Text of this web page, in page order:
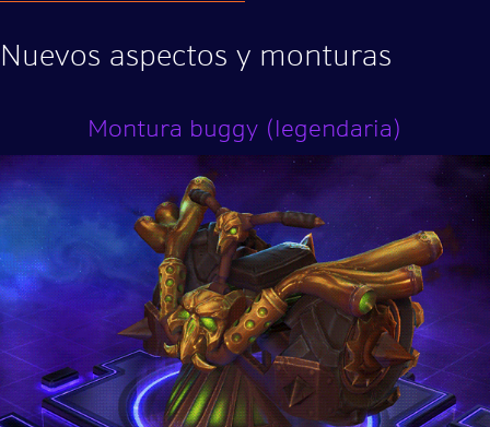
Nuevos aspectos y monturas
Montura buggy (legendaria)